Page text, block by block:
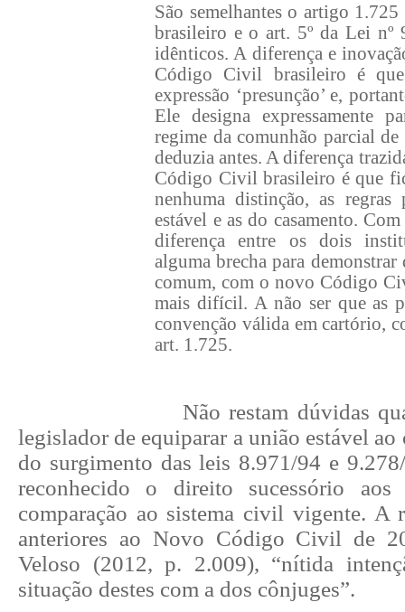
São semelhantes o artigo
brasileiro e o art. 5º da Lei nº
idênticos. A diferença e
Código Civil brasileiro é
expressão ‘presunção’ e,
Ele designa expressamente
regime da comunhão parcial
deduzia antes. A diferença
Código Civil brasileiro é que
nenhuma distinção, as
estável e as do casamento.
diferença entre os dois
alguma brecha para
comum, com o novo Código
mais difícil. A não ser que as
convenção válida em cartório,
art. 1.725.
Não restam dúvidas
legislador de equiparar a união estável ao
do surgimento das leis 8.971/94 e
reconhecido o direito sucessório aos
comparação ao sistema civil vigente. A
anteriores ao Novo Código Civil de
Veloso (2012, p. 2.009), “nítida
situação destes com a dos cônjuges”.